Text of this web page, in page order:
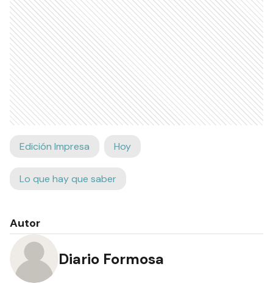
Edición Impresa Hoy
Lo que hay que saber
Autor
Diario Formosa